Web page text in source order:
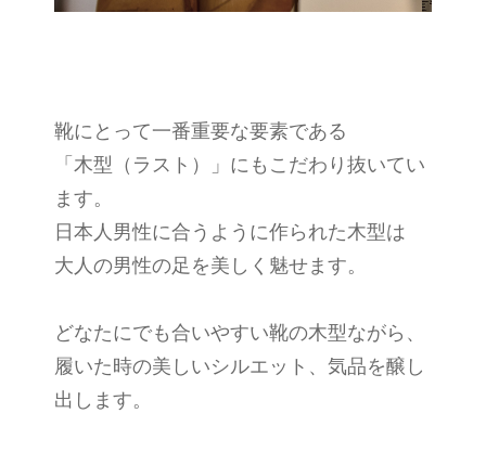
靴にとって一番重要な要素である
「木型（ラスト）」にもこだわり抜いてい
ます。
日本人男性に合うように作られた木型は
大人の男性の足を美しく魅せます。
どなたにでも合いやすい靴の木型ながら、
履いた時の美しいシルエット、気品を醸し
出します。